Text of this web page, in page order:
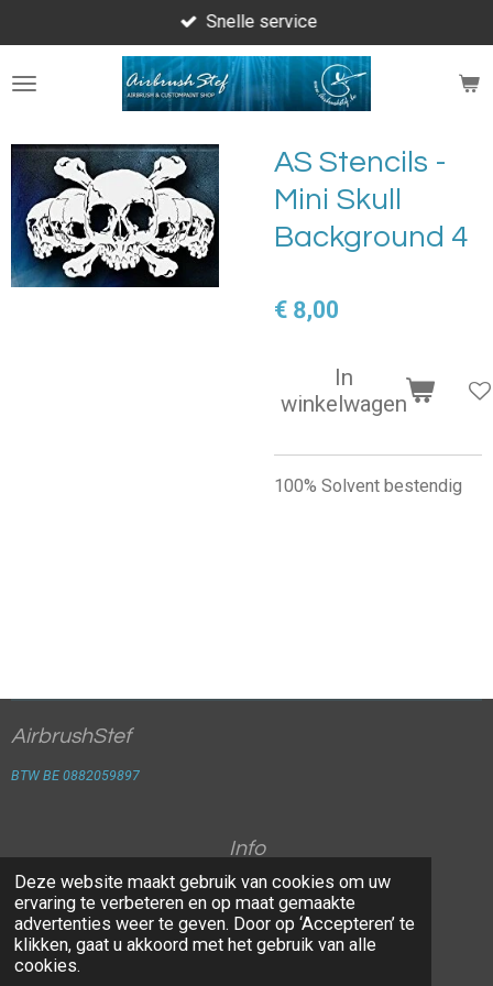
Deze website maakt gebruik van cookies om uw
ervaring te verbeteren en op maat gemaakte
advertenties weer te geven. Door op ‘Accepteren’ te
klikken, gaat u akkoord met het gebruik van alle
cookies.
direct
naar
Snelle service
AS Stencils -
Mini Skull
Background 4
€ 8,00
In
winkelwagen
100% Solvent bestendig
AirbrushStef
BTW BE 0882059897
Info
Algemene voorwaarden
Verzendkosten